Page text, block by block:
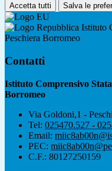
Accetta tutti Salva le
Istituto
Peschiera Borromeo
Contatti
Istituto Comprensivo
Borromeo
Via Goldoni,1 -
Tel: 025470.527 -
Email:
PEC:
C.F.: 80127250159